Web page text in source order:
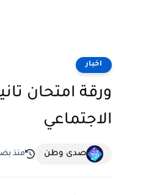
اخبار
الاجتماعي
صدى وطن منذ